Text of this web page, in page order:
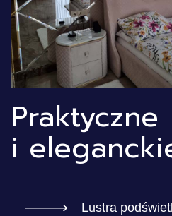
Praktyczne
i
Lustra